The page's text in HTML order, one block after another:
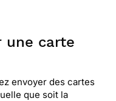
carte
envoyer des cartes
que soit la